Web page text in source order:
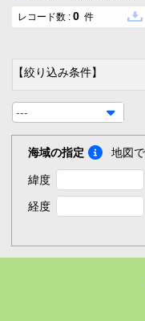
レコード数 : 0 件
【絞り込み条件】
---
海域の指定 地図
緯度
経度